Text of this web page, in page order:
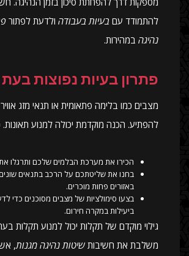
להתמודד עם בעיות בעבודה ולדעת לפתור
נהיגה במהירות.
פתרון בעיות נפוצות
מצבים כמו בלימה פתאומית או תנאי מזג
להפתיע. הכנה מוקדמת יכולה למנוע תאונות.
הכירו את מערכת הבלמים שלכם ותרגלו
בחנו את שליטתכם על הרכב בתנאים שונים
באזורים פחות מוכרים.
בצעו סימולציות של מצבים מסוכנים כדי
ביעילות במקרה חירום.
גילוי מוקדם של תקלות יכול למנוע תקלות
משלבת את חשיבות שיטות נהיגה מגנות,